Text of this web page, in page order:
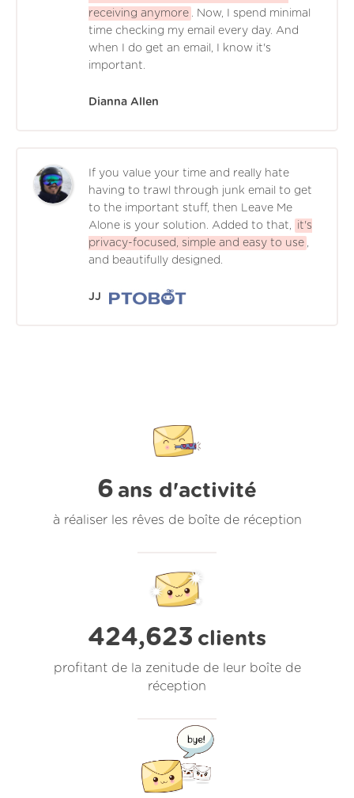
receiving anymore . Now, I spend minimal
time checking my email every day. And
when I do get an email, I know it's
important.
Dianna Allen
If you value your time and really hate
having to trawl through junk email to get
to the important stuff, then Leave Me
Alone is your solution. Added to that,
it's
privacy-focused, simple and easy to use ,
and beautifully designed.
JJ
6 ans d'activité
à réaliser les rêves de boîte de réception
424,623 clients
profitant de la zenitude de leur boîte de
réception